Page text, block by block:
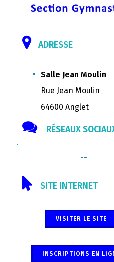
ADRESSE
Salle Jean Moulin
Rue Jean Moulin
64600 Anglet
RÉSEAUX
--
SITE INTERNET
VISITER LE SITE
INSCRIPTIONS EN